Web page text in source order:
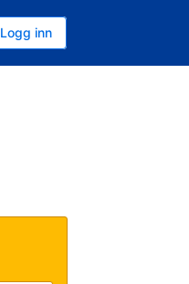
Logg inn